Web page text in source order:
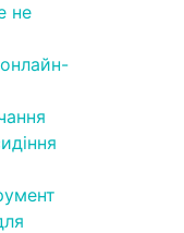
не
онлайн-